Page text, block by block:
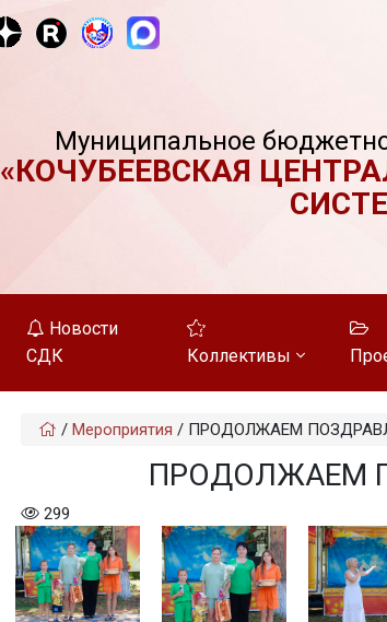
Муниципальное
«КОЧУБЕЕВСКАЯ
Новости
СДК
Коллективы
/ Мероприятия / ПРОДОЛЖАЕМ
ПРОДОЛЖАЕМ
299